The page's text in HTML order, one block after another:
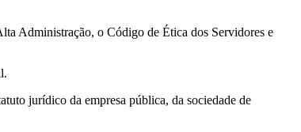
Administração, o Código de Ética dos Servidores e
jurídico da empresa pública, da sociedade de